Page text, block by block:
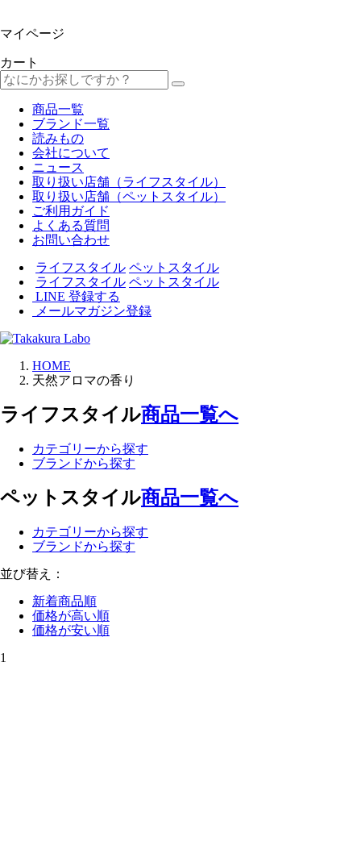
マイページ
カート
商品一覧
ブランド一覧
読みもの
会社について
ニュース
取り扱い店舗（ライフスタイル）
取り扱い店舗（ペットスタイル）
ご利用ガイド
よくある質問
お問い合わせ
ライフスタイル ペットスタイル
ライフスタイル ペットスタイル
LINE 登録する
メールマガジン登録
HOME
天然アロマの香り
ライフスタイル商品一覧へ
カテゴリーから探す
ブランドから探す
ペットスタイル商品一覧へ
カテゴリーから探す
ブランドから探す
並び替え：
新着商品順
価格が高い順
価格が安い順
1